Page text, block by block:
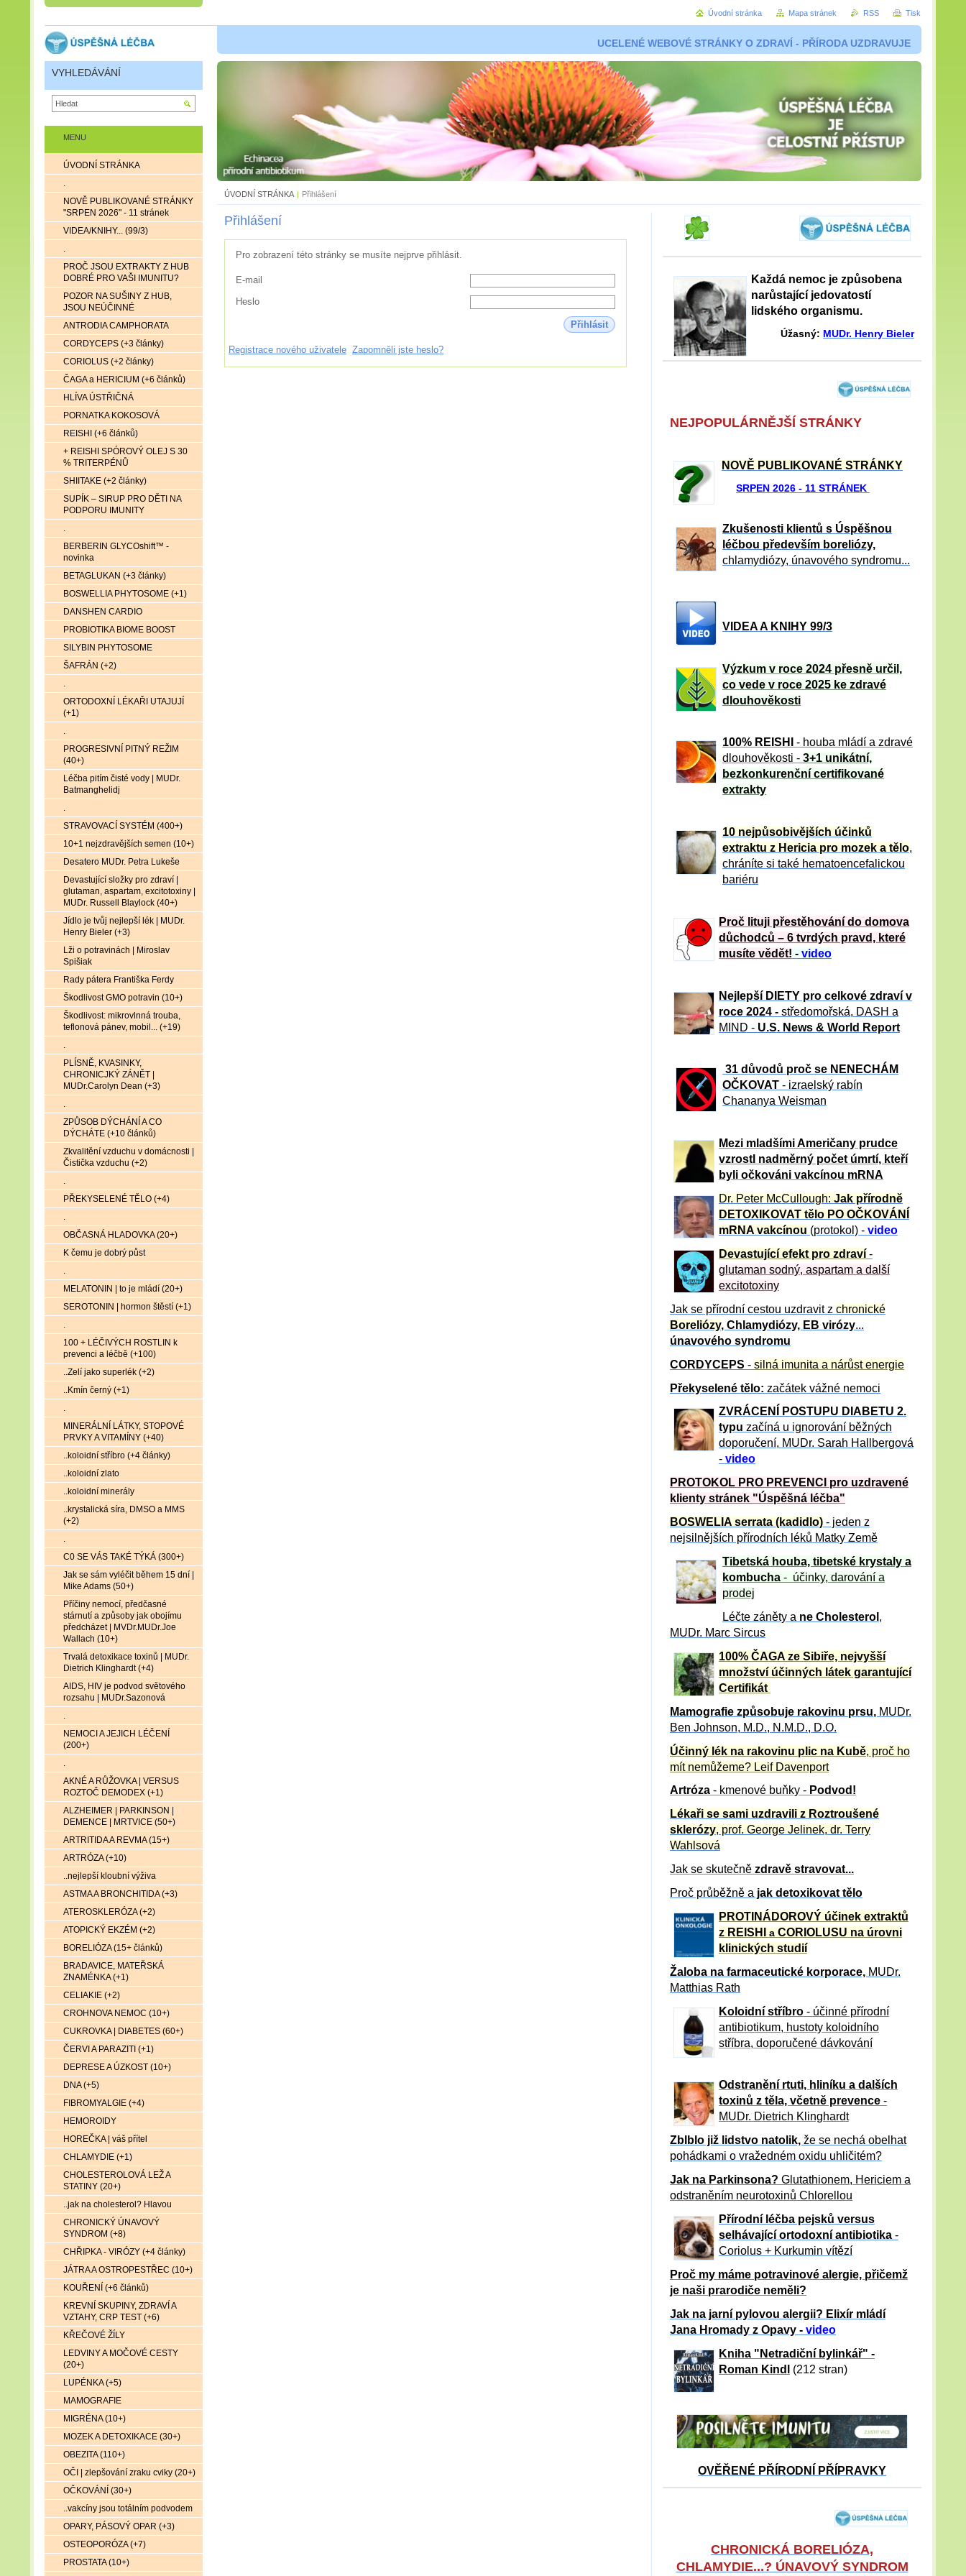
UCELENÉ WEBOVÉ STRÁNKY O ZDRAVÍ - PŘÍRODA UZDRAVUJE
ÚVODNÍ STRÁNKA | Přihlášení
Přihlášení
Pro zobrazení této stránky se musíte nejprve přihlásit.
E-mail
Heslo
Přihlásit
Registrace nového uživatele Zapomněli jste heslo?
Každá nemoc je způsobena
narůstající jedovatostí
lidského organismu.
Úžasný: MUDr. Henry Bieler
NEJPOPULÁRNĚJŠÍ STRÁNKY
NOVĚ PUBLIKOVANÉ STRÁNKY
SRPEN 2026 - 11 STRÁNEK
Zkušenosti klientů s Úspěšnou
léčbou především boreliózy,
chlamydiózy, únavového syndromu...
VIDEA A KNIHY 99/3
Výzkum v roce 2024 přesně určil,
co vede v roce 2025 ke zdravé
dlouhověkosti
100% REISHI
- houba mládí a zdravé
dlouhověkosti - 3+1 unikátní,
bezkonkurenční certifikované
extrakty
10 nejpůsobivějších účinků
extraktu z Hericia pro mozek a tělo,
chráníte si také hematoencefalickou
bariéru
Proč lituji přestěhování do domova
důchodců – 6 tvrdých pravd, které
musíte vědět! - video
Nejlepší DIETY pro celkové zdraví v
roce 2024 - středomořská, DASH a
MIND - U.S. News & World Report
31 důvod ů proč se NENECHÁM
OČKOVAT - izraelský rabín
Chananya Weisman
Mezi mladšími Američany prudce
vzrostl nadměrný počet úmrtí, kteří
byli očkováni vakcínou mRNA
Dr. Peter McCullough: Jak přírodně
DETOXIKOVAT tělo PO OČKOVÁNÍ
mRNA vakcínou (protokol) - video
Devastující efekt pro zdraví-
glutaman sodný, aspartam a další
excitotoxiny
Jak se přírodní cestou uzdravit z chronické
Boreliózy, Chlamydiózy, EB virózy...
únavového syndromu
CORDYCEPS - silná imunita a nárůst energie
Překyselené tělo: začátek vážné nemoci
ZVRÁCE NÍ POSTUPU DIABETU 2.
typu začíná u ignorování běžných
doporučení, MUDr. Sarah Hallbergová
- video
PROTOKOL PRO PREVENCI pro uzdravené
klienty stránek "Úspěšná léčba"
BOSWELIA serrata (kadidlo) - jeden z
nejsilnějších přírodních léků Matky Země
Tibetská houba, tibetské krystaly a
kombucha - účinky, darování a
prodej
Léčte záněty a ne Cholesterol ,
MUDr. Marc Sircus
100% ČAGA ze Sibiře, nejvyšší
množství účinných látek garantující
Certifikát
Mamografie způsobuje rakovinu prsu, MUDr.
Ben Johnson, M.D., N.M.D., D.O.
Účinný lék na rakovinu plic na Kubě, proč ho
mít nemůžeme? Leif Davenport
Artróza - kmenové buňky - Podvod!
Lékaři se sami uzdravili z Roztroušené
sklerózy, prof. George Jelinek, dr. Terry
Wahlsová
Jak se skutečně zdravě stravovat...
Proč průběžně a jak detoxikovat tělo
PROTINÁDOROVÝ účinek extraktů
z REISHI a CORIOLUSU na úrovni
klinických studií
Žaloba na farmaceutické korporace, MUDr.
Matthias Rath
Koloidní stříbro- účinné přírodní
antibiotikum, hustoty koloidního
stříbra, doporučené dávkování
Odstranění rtuti, hliníku a dalších
toxinů z těla, včetně prevence -
MUDr. Dietrich Klinghardt
Zblblo již lidstvo natolik, že se nechá obelhat
pohádkami o vražedném oxidu uhličitém?
Jak na Parkinsona? Glutathionem, Hericiem a
odstraněním neurotoxinů Chlorellou
Přírodní léčba pejsků versus
selhávající ortodoxní antibiotika -
Coriolus + Kurkumin vítězí
Proč my máme potravinové alergie, přičemž
je naši prarodiče neměli?
Jak na jarní pylovou alergii? Elixír mládí
Jana Hromady z Opavy - video
Kniha "Netradiční bylinkář" -
Roman Kindl
(212 stran)
OVĚŘENÉ PŘÍRODNÍ PŘÍPRAVKY
CHRONICKÁ BORELIÓZA,
CHLAMYDIE...? ÚNAVOVÝ SYNDROM
MENU
ÚVODNÍ STRÁNKA
.
NOVĚ PUBLIKOVANÉ STRÁNKY
"SRPEN 2026" - 11 stránek
VIDEA/KNIHY... (99/3)
.
PROČ JSOU EXTRAKTY Z HUB
DOBRÉ PRO VAŠI IMUNITU?
POZOR NA SUŠINY Z HUB,
JSOU NEÚČINNÉ
ANTRODIA CAMPHORATA
CORDYCEPS (+3 články)
CORIOLUS (+2 články)
ČAGA a HERICIUM (+6 článků)
HLÍVA ÚSTŘIČNÁ
PORNATKA KOKOSOVÁ
REISHI (+6 článků)
+ REISHI SPÓROVÝ OLEJ S 30
% TRITERPÉNŮ
SHIITAKE (+2 články)
SUPÍK – SIRUP PRO DĚTI NA
PODPORU IMUNITY
.
BERBERIN GLYCOshift™ -
novinka
BETAGLUKAN (+3 články)
BOSWELLIA PHYTOSOME (+1)
DANSHEN CARDIO
PROBIOTIKA BIOME BOOST
SILYBIN PHYTOSOME
ŠAFRÁN (+2)
.
ORTODOXNÍ LÉKAŘI UTAJUJÍ
(+1)
.
PROGRESIVNÍ PITNÝ REŽIM
(40+)
Léčba pitím čisté vody | MUDr.
Batmanghelidj
.
STRAVOVACÍ SYSTÉM (400+)
10+1 nejzdravějších semen (10+)
Desatero MUDr. Petra Lukeše
Devastující složky pro zdraví |
glutaman, aspartam, excitotoxiny |
MUDr. Russell Blaylock (40+)
Jídlo je tvůj nejlepší lék | MUDr.
Henry Bieler (+3)
Lži o potravinách | Miroslav
Spišiak
Rady pátera Františka Ferdy
Škodlivost GMO potravin (10+)
Škodlivost: mikrovlnná trouba,
teflonová pánev, mobil... (+19)
.
PLÍSNĚ, KVASINKY,
CHRONICJKÝ ZÁNĚT |
MUDr.Carolyn Dean (+3)
.
ZPŮSOB DÝCHÁNÍ A CO
DÝCHÁTE (+10 článků)
Zkvalitění vzduchu v domácnosti |
Čistička vzduchu (+2)
.
PŘEKYSELENÉ TĚLO (+4)
.
OBČASNÁ HLADOVKA (20+)
K čemu je dobrý půst
.
MELATONIN | to je mládí (20+)
SEROTONIN | hormon štěstí (+1)
.
100 + LÉČIVÝCH ROSTLIN k
prevenci a léčbě (+100)
..Zelí jako superlék (+2)
..Kmín černý (+1)
.
MINERÁLNÍ LÁTKY, STOPOVÉ
PRVKY A VITAMÍNY (+40)
..koloidní stříbro (+4 články)
..koloidní zlato
..koloidní minerály
..krystalická síra, DMSO a MMS
(+2)
.
C0 SE VÁS TAKÉ TÝKÁ (300+)
Jak se sám vyléčit během 15 dní |
Mike Adams (50+)
Příčiny nemocí, předčasné
stárnutí a způsoby jak obojímu
předcházet | MVDr.MUDr.Joe
Wallach (10+)
Trvalá detoxikace toxinů | MUDr.
Dietrich Klinghardt (+4)
AIDS, HIV je podvod světového
rozsahu | MUDr.Sazonová
.
NEMOCI A JEJICH LÉČENÍ
(200+)
.
AKNÉ A RŮŽOVKA | VERSUS
ROZTOČ DEMODEX (+1)
ALZHEIMER | PARKINSON |
DEMENCE | MRTVICE (50+)
ARTRITIDA A REVMA (15+)
ARTRÓZA (+10)
..nejlepší kloubní výživa
ASTMA A BRONCHITIDA (+3)
ATEROSKLERÓZA (+2)
ATOPICKÝ EKZÉM (+2)
BORELIÓZA (15+ článků)
BRADAVICE, MATEŘSKÁ
ZNAMÉNKA (+1)
CELIAKIE (+2)
CROHNOVA NEMOC (10+)
CUKROVKA | DIABETES (60+)
ČERVI A PARAZITI (+1)
DEPRESE A ÚZKOST (10+)
DNA (+5)
FIBROMYALGIE (+4)
HEMOROIDY
HOREČKA | váš přítel
CHLAMYDIE (+1)
CHOLESTEROLOVÁ LEŽ A
STATINY (20+)
..jak na cholesterol? Hlavou
CHRONICKÝ ÚNAVOVÝ
SYNDROM (+8)
CHŘIPKA - VIRÓZY (+4 články)
JÁTRA A OSTROPESTŘEC (10+)
KOUŘENÍ (+6 článků)
KREVNÍ SKUPINY, ZDRAVÍ A
VZTAHY, CRP TEST (+6)
KŘEČOVÉ ŽÍLY
LEDVINY A MOČOVÉ CESTY
(20+)
LUPÉNKA (+5)
MAMOGRAFIE
MIGRÉNA (10+)
MOZEK A DETOXIKACE (30+)
OBEZITA (110+)
OČI | zlepšování zraku cviky (20+)
OČKOVÁNÍ (30+)
..vakcíny jsou totálním podvodem
OPARY, PÁSOVÝ OPAR (+3)
OSTEOPORÓZA (+7)
PROSTATA (10+)
VYHLEDÁVÁNÍ
Úvodní stránka Mapa stránek RSS Tisk